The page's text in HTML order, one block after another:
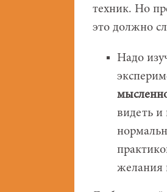
техник. Но
это должно
Надо
видеть и
желания